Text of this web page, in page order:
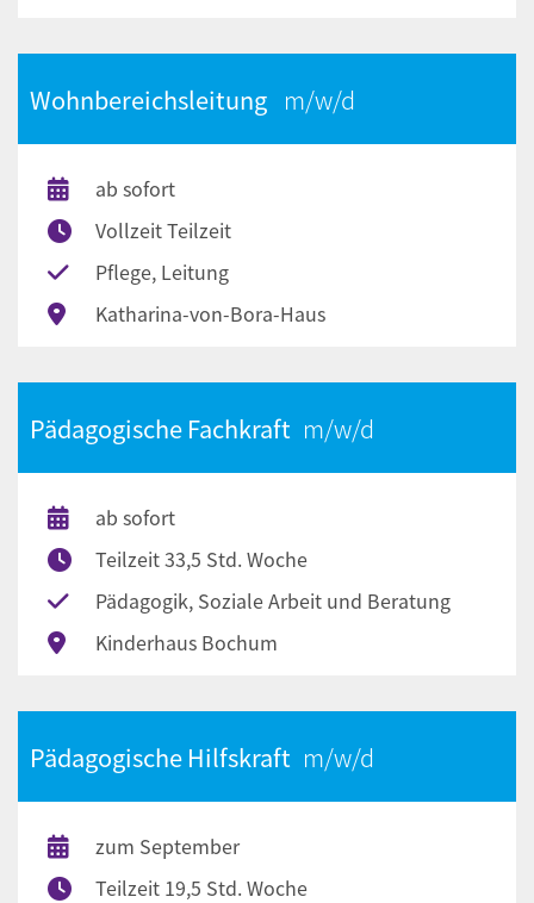
Wohnbereichsleitung
ab sofort
Vollzeit Teilzeit
Pflege, Leitung
Katharina-von-Bora-Haus
Pädagogische Fachkraft
ab sofort
Teilzeit 33,5 Std. Woche
Pädagogik, Soziale Arbeit und Beratung
Kinderhaus Bochum
Pädagogische Hilfskraft
zum September
Teilzeit 19,5 Std. Woche